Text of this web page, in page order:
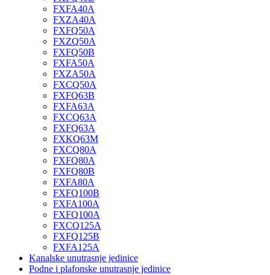
FXFA40A
FXZA40A
FXFQ50A
FXZQ50A
FXFQ50B
FXFA50A
FXZA50A
FXCQ50A
FXFQ63B
FXFA63A
FXCQ63A
FXFQ63A
FXKQ63M
FXCQ80A
FXFQ80A
FXFQ80B
FXFA80A
FXFQ100B
FXFA100A
FXFQ100A
FXCQ125A
FXFQ125B
FXFA125A
Kanalske unutrasnje jedinice
Podne i plafonske unutrasnje jedinice